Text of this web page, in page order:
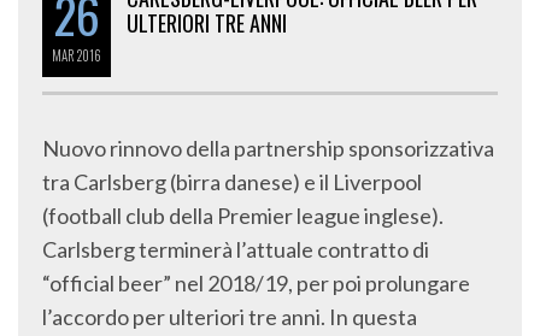
26
MAR2016
ULTERIORI TRE ANNI
Nuovo rinnovo della partnership sponsorizzativa
tra Carlsberg (birra danese) e il Liverpool
(football club della Premier league inglese).
Carlsberg terminerà l’attuale contratto di
“official beer” nel 2018/19, per poi prolungare
l’accordo per ulteriori tre anni. In questa